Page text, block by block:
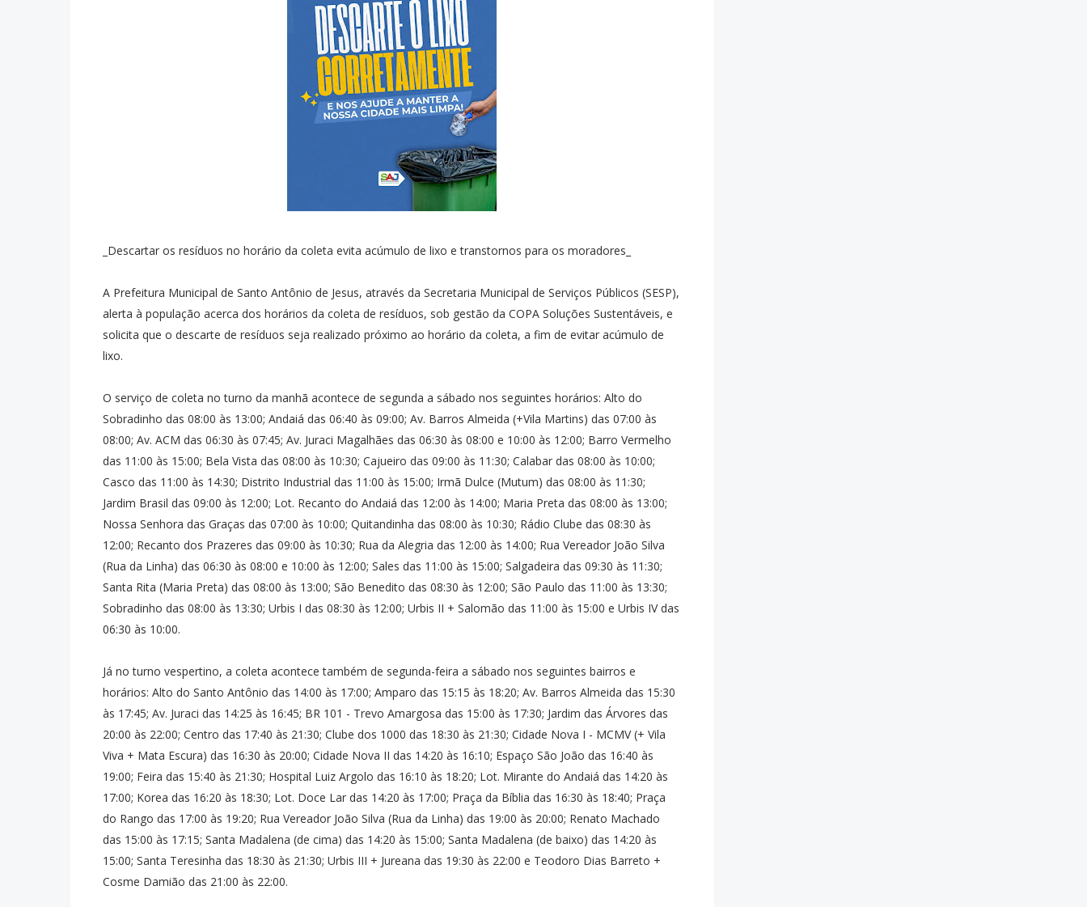
_Descartar os resíduos no horário da coleta evita acúmulo de lixo e transtornos para os moradores_
A Prefeitura Municipal de Santo Antônio de Jesus, através da Secretaria Municipal de Serviços Públicos (SESP),
alerta à população acerca dos horários da coleta de resíduos, sob gestão da COPA Soluções Sustentáveis, e
solicita que o descarte de resíduos seja realizado próximo ao horário da coleta, a fim de evitar acúmulo de
lixo.
O serviço de coleta no turno da manhã acontece de segunda a sábado nos seguintes horários: Alto do
Sobradinho das 08:00 às 13:00; Andaiá das 06:40 às 09:00; Av. Barros Almeida (+Vila Martins) das 07:00 às
08:00; Av. ACM das 06:30 às 07:45; Av. Juraci Magalhães das 06:30 às 08:00 e 10:00 às 12:00; Barro Vermelho
das 11:00 às 15:00; Bela Vista das 08:00 às 10:30; Cajueiro das 09:00 às 11:30; Calabar das 08:00 às 10:00;
Casco das 11:00 às 14:30; Distrito Industrial das 11:00 às 15:00; Irmã Dulce (Mutum) das 08:00 às 11:30;
Jardim Brasil das 09:00 às 12:00; Lot. Recanto do Andaiá das 12:00 às 14:00; Maria Preta das 08:00 às 13:00;
Nossa Senhora das Graças das 07:00 às 10:00; Quitandinha das 08:00 às 10:30; Rádio Clube das 08:30 às
12:00; Recanto dos Prazeres das 09:00 às 10:30; Rua da Alegria das 12:00 às 14:00; Rua Vereador João Silva
(Rua da Linha) das 06:30 às 08:00 e 10:00 às 12:00; Sales das 11:00 às 15:00; Salgadeira das 09:30 às 11:30;
Santa Rita (Maria Preta) das 08:00 às 13:00; São Benedito das 08:30 às 12:00; São Paulo das 11:00 às 13:30;
Sobradinho das 08:00 às 13:30; Urbis I das 08:30 às 12:00; Urbis II + Salomão das 11:00 às 15:00 e Urbis IV das
06:30 às 10:00.
Já no turno vespertino, a coleta acontece também de segunda-feira a sábado nos seguintes bairros e
horários: Alto do Santo Antônio das 14:00 às 17:00; Amparo das 15:15 às 18:20; Av. Barros Almeida das 15:30
às 17:45; Av. Juraci das 14:25 às 16:45; BR 101 - Trevo Amargosa das 15:00 às 17:30; Jardim das Árvores das
20:00 às 22:00; Centro das 17:40 às 21:30; Clube dos 1000 das 18:30 às 21:30; Cidade Nova I - MCMV (+ Vila
Viva + Mata Escura) das 16:30 às 20:00; Cidade Nova II das 14:20 às 16:10; Espaço São João das 16:40 às
19:00; Feira das 15:40 às 21:30; Hospital Luiz Argolo das 16:10 às 18:20; Lot. Mirante do Andaiá das 14:20 às
17:00; Korea das 16:20 às 18:30; Lot. Doce Lar das 14:20 às 17:00; Praça da Bíblia das 16:30 às 18:40; Praça
do Rango das 17:00 às 19:20; Rua Vereador João Silva (Rua da Linha) das 19:00 às 20:00; Renato Machado
das 15:00 às 17:15; Santa Madalena (de cima) das 14:20 às 15:00; Santa Madalena (de baixo) das 14:20 às
15:00; Santa Teresinha das 18:30 às 21:30; Urbis III + Jureana das 19:30 às 22:00 e Teodoro Dias Barreto +
Cosme Damião das 21:00 às 22:00.